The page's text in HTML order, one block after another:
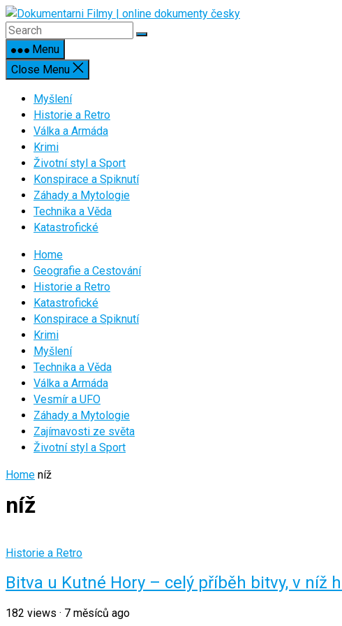
Skip
to
contentMenu
Close Menu
Myšlení
Historie a Retro
Válka a Armáda
Krimi
Životní styl a Sport
Konspirace a Spiknutí
Záhady a Mytologie
Technika a Věda
Katastrofické
Home
Geografie a Cestování
Historie a Retro
Katastrofické
Konspirace a Spiknutí
Krimi
Myšlení
Technika a Věda
Válka a Armáda
Vesmír a UFO
Záhady a Mytologie
Zajímavosti ze světa
Životní styl a Sport
Home níž
níž
Historie a Retro
Bitva u Kutné Hory – celý příběh bitvy, v níž
182 views · 7 měsíců ago